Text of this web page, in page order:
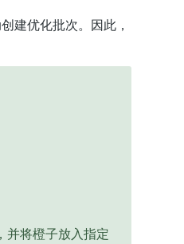
建优化批次。因此，
并将橙子放入指定